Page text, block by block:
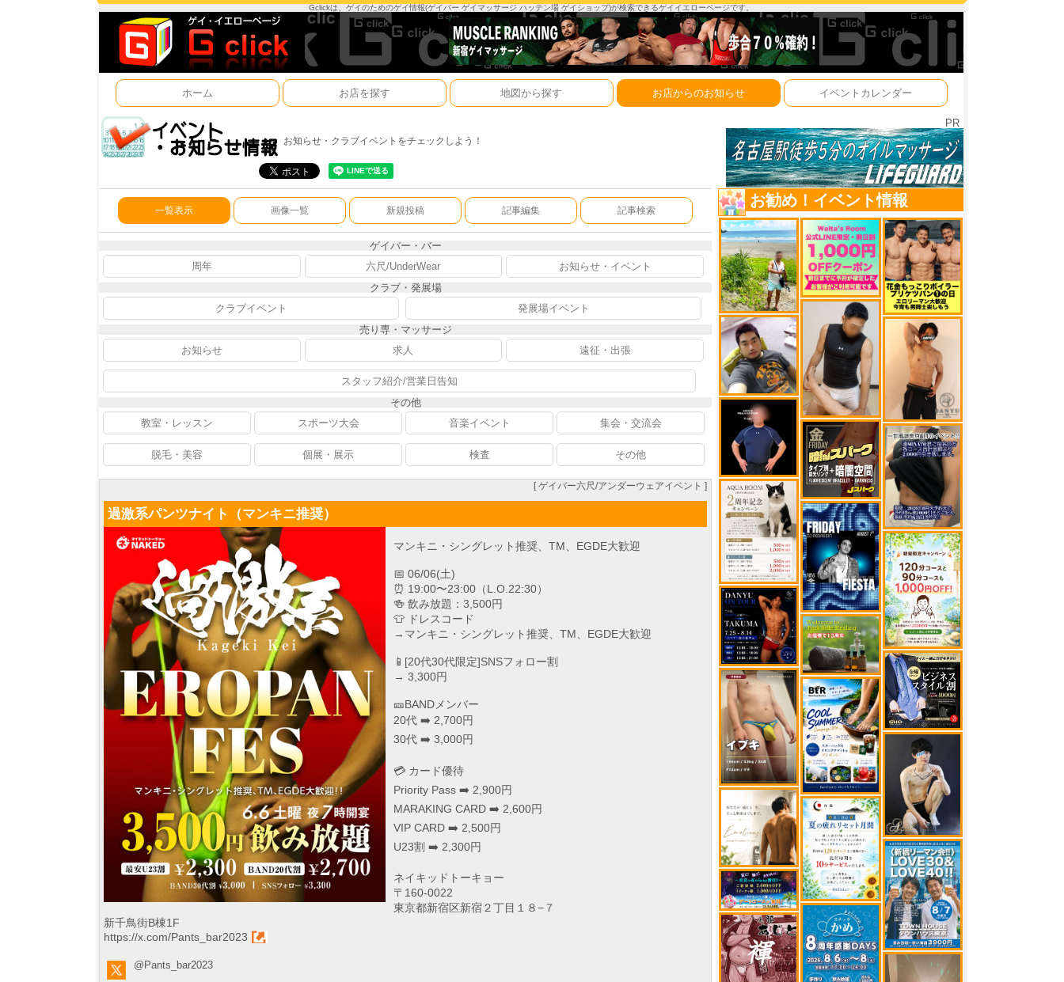
Gclickは、ゲイのためのゲイ情報(ゲイバー ゲイマッサージ ハッテン場 ゲイショップ)が検索できるゲイイエローページです。
ホーム お店を探す 地図から探す お店からのお知らせ イベントカレンダー
お知らせ・クラブイベントをチェックしよう！
PR
一覧表示 画像一覧 新規投稿 記事編集 記事検索
ゲイバー・バー
周年
六尺/UnderWear
お知らせ・イベント
クラブ・発展場
クラブイベント
発展場イベント
売り専・マッサージ
お知らせ
求人 遠征・出張
スタッフ紹介/営業日告知
その他
教室・レッスン
スポーツ大会 音楽イベント 集会・交流会
脱毛・美容 個展・展示 検査 その他
[ ゲイバー六尺/アンダーウェアイベント ]
過激系パンツナイト（マンキニ推奨）
マンキニ・シングレット推奨、TM、EGDE大歓迎
📅 06/06(土)
⏰ 19:00〜23:00（L.O.22:30）
🍻 飲み放題：3,500円
👕 ドレスコード
→マンキニ・シングレット推奨、TM、EGDE大歓迎
📱[20代30代限定]SNSフォロー割
→ 3,300円
🎫BANDメンバー
20代 ➡️ 2,700円
30代 ➡️ 3,000円
💳 カード優待
Priority Pass ➡️ 2,900円
MARAKING CARD ➡️ 2,600円
VIP CARD ➡️ 2,500円
U23割 ➡️ 2,300円
ネイキッドトーキョー
〒160-0022
東京都新宿区新宿２丁目１８−７
新千鳥街B棟1F
https://x.com/Pants_bar2023
@Pants_bar2023
お勧め！イベント情報